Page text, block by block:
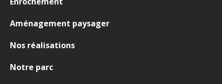
Aménagement paysager
Nos réalisations
Notre parc